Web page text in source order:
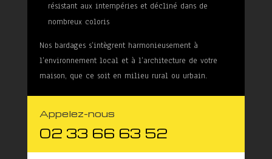
résistant aux intempéries et décliné dans de
nombreux coloris
Nos bardages s’intègrent harmonieusement à
l’environnement local et à l’architecture de votre
maison, que ce soit en milieu rural ou urbain.
Appelez-nous
02 33 66 63 52